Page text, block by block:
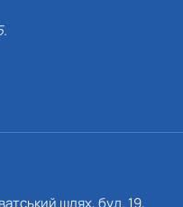
шлях, буд. 19,